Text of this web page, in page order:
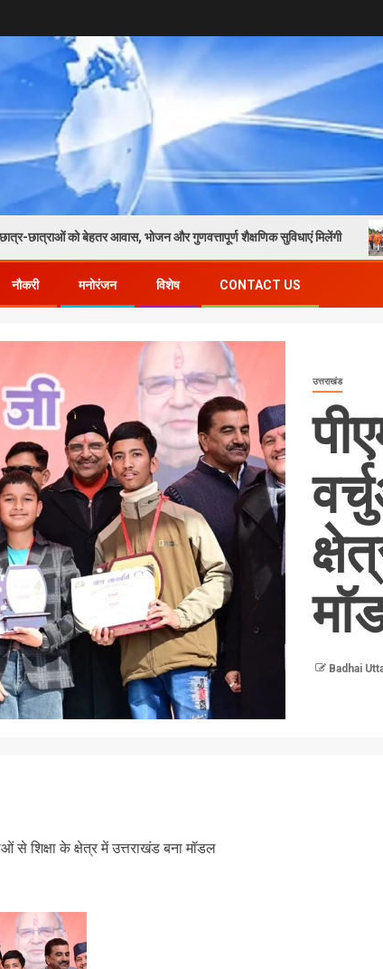
आवास, भोजन और गुणवत्तापूर्ण शैक्षणिक सुविधाएं मिलेंगी तेजस्वी
नौकरी मनोरंजन विशेष CONTACT US
उत्तराखंड
Badhai
से शिक्षा के क्षेत्र में उत्तराखंड बना मॉडल